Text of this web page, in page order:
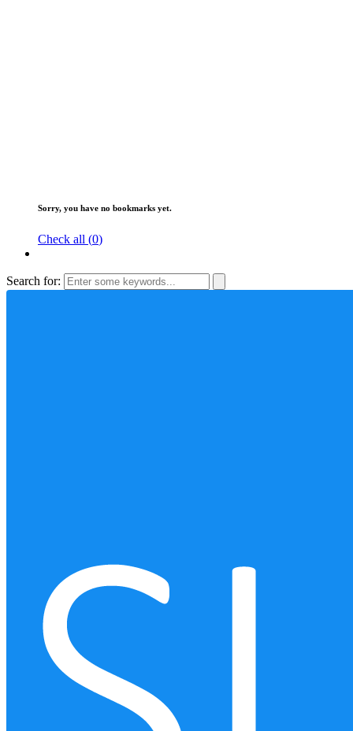
Sorry, you have no bookmarks yet.
Check all (0)
Search for: